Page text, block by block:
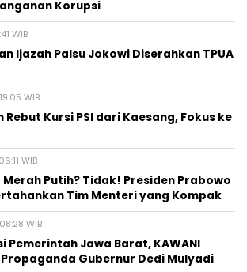
Korupsi
WIB
Ijazah Palsu Jokowi Diserahkan TPUA
WIB
Kursi PSI dari Kaesang, Fokus ke
WIB
Putih? Tidak! Presiden Prabowo
Tim Menteri yang Kompak
WIB
Pemerintah Jawa Barat, KAWANI
Gubernur Dedi Mulyadi